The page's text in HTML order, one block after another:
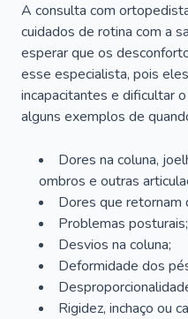
A consulta com
cuidados de rotina com a
esperar que os
esse especialista, pois
incapacitantes e dificultar
alguns exemplos de
Dores na coluna,
ombros e outras
Dores que retornam
Problemas posturais;
Desvios na coluna;
Deformidade dos
Rigidez, inchaço ou